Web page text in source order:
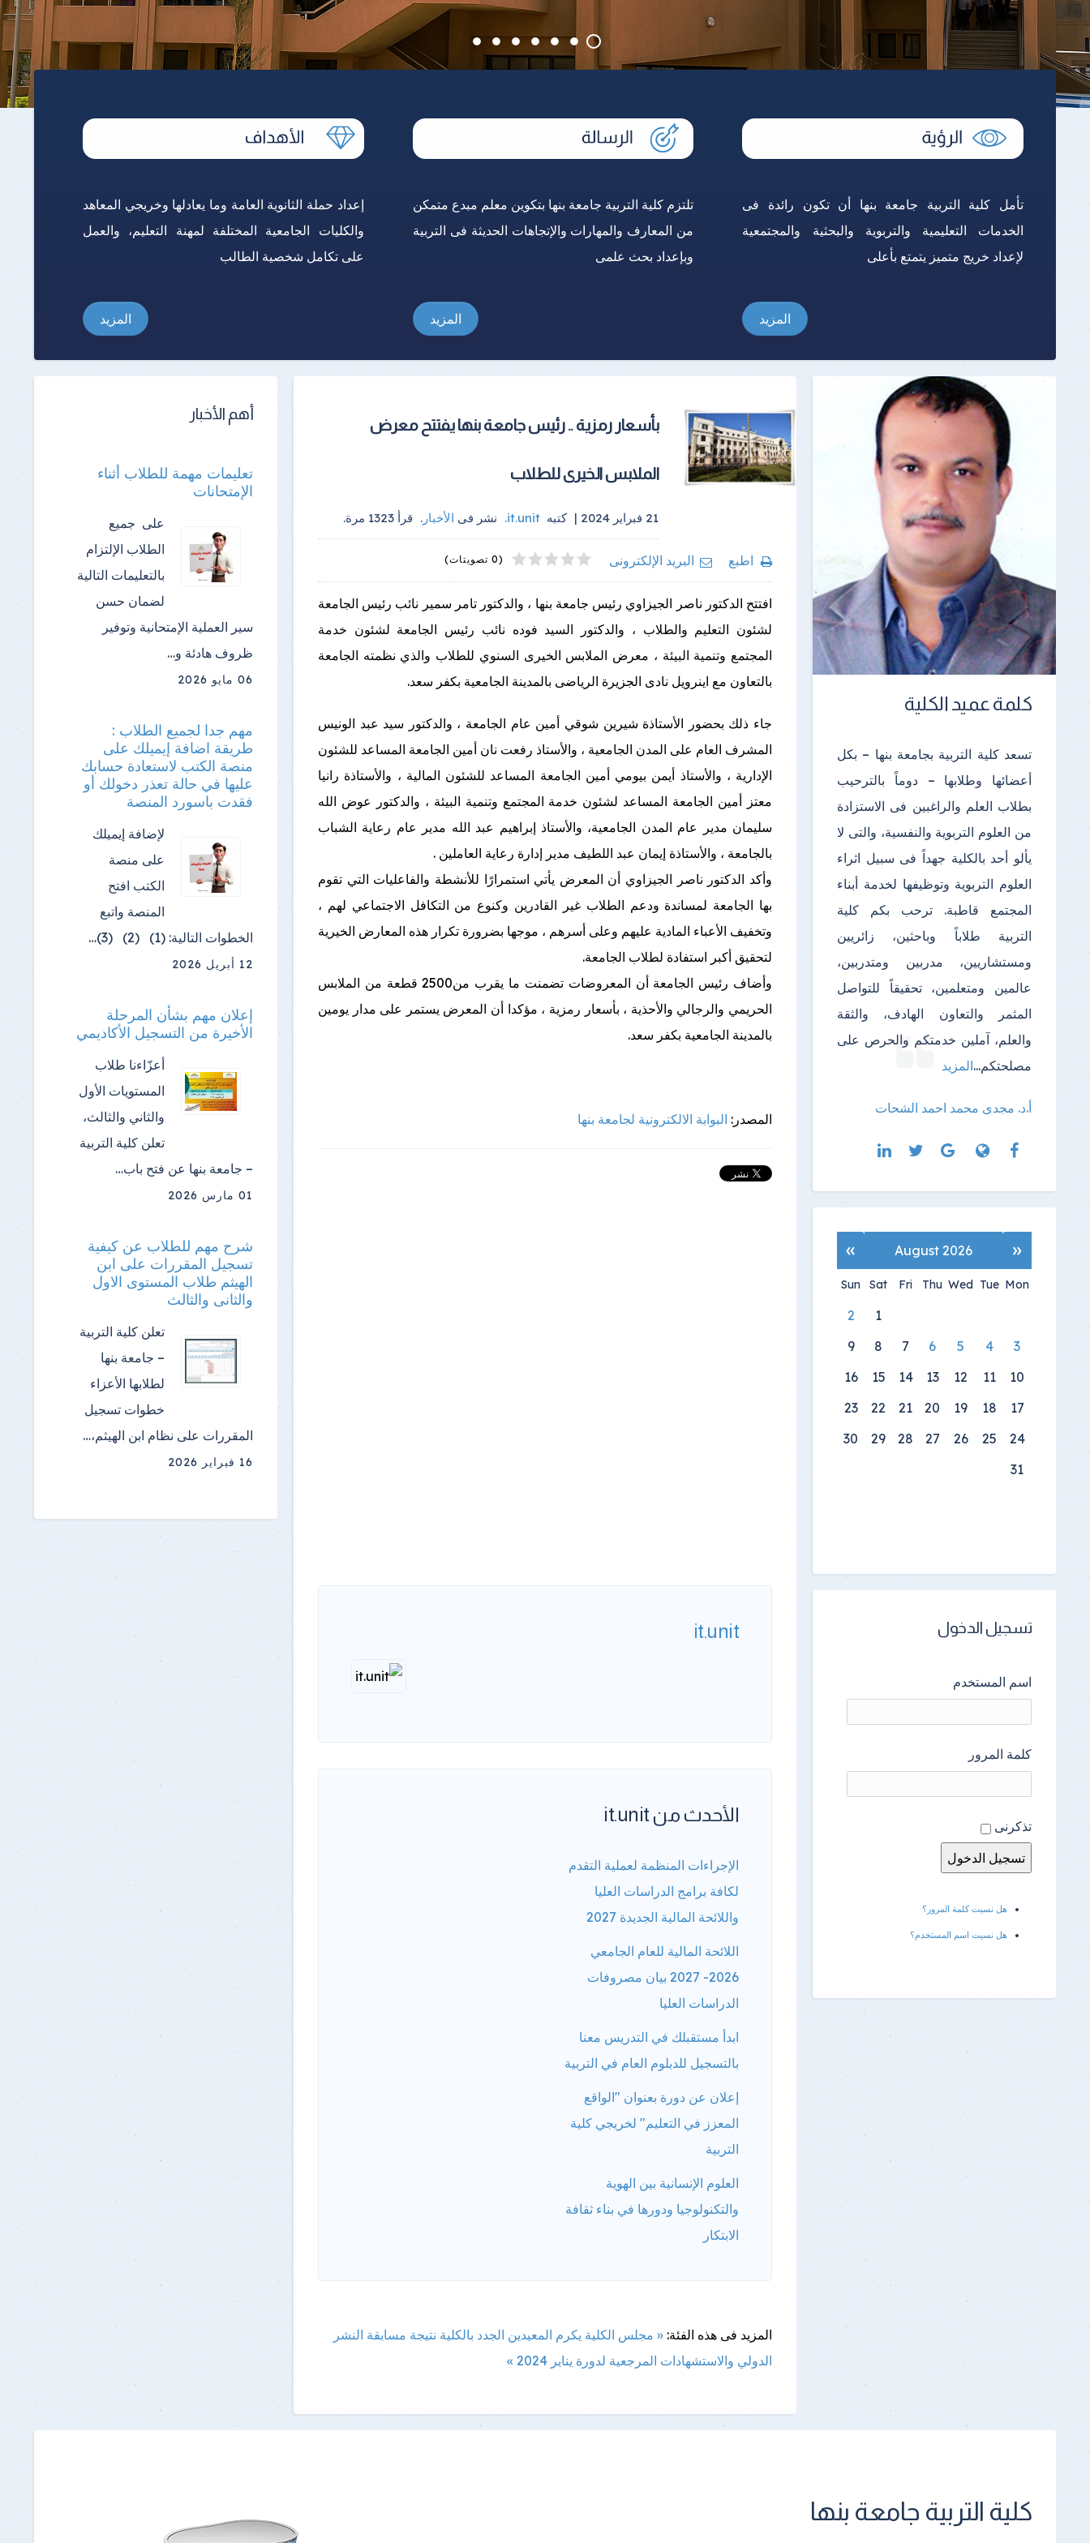
تأمل كلية التربية جامعة بنها أن تكون رائدة فى
الخدمات التعليمية والتربوية والبحثية والمجتمعية
لإعداد خريج متميز يتمتع بأعلى
المزيد
تلتزم كلية التربية جامعة بنها بتكوين معلم مبدع متمكن
من المعارف والمهارات والإتجاهات الحديثة فى التربية
وبإعداد بحث علمى
المزيد
إعداد حملة الثانوية العامة وما يعادلها وخريجي المعاهد
والكليات الجامعية المختلفة لمهنة التعليم، والعمل
على تكامل شخصية الطالب
المزيد
بأسعار رمزية .. رئيس جامعة بنها يفتتح معرض
الملابس الخيرى للطلاب
21 فبراير 2024 | كتبه it.unit
. نشر فى الأخبار . قرأ 1323 مرة.
اطبع البريد الإلكترونى 1
2
3
4
5 (0 تصويتات)
افتتح الدكتور ناصر الجيزاوي رئيس جامعة بنها ، والدكتور تامر سمير نائب رئيس الجامعة
لشئون التعليم والطلاب ، والدكتور السيد فوده نائب رئيس الجامعة لشئون خدمة
المجتمع وتنمية البيئة ، معرض الملابس الخيرى السنوي للطلاب والذي نظمته الجامعة
بالتعاون مع اينرويل نادى الجزيرة الرياضى بالمدينة الجامعية بكفر سعد.
جاء ذلك بحضور الأستاذة شيرين شوقي أمين عام الجامعة ، والدكتور سيد عبد الونيس
المشرف العام على المدن الجامعية ، والأستاذ رفعت نان أمين الجامعة المساعد للشئون
الإدارية ، والأستاذ أيمن بيومي أمين الجامعة المساعد للشئون المالية ، والأستاذة رانيا
معتز أمين الجامعة المساعد لشئون خدمة المجتمع وتنمية البيئة ، والدكتور عوض الله
سليمان مدير عام المدن الجامعية، والأستاذ إبراهيم عبد الله مدير عام رعاية الشباب
بالجامعة ، والأستاذة إيمان عبد اللطيف مدير إدارة رعاية العاملين .
وأكد الدكتور ناصر الجيزاوي أن المعرض يأتي استمرارًا للأنشطة والفاعليات التي تقوم
بها الجامعة لمساندة ودعم الطلاب غير القادرين وكنوع من التكافل الاجتماعي لهم ،
وتخفيف الأعباء المادية عليهم وعلى أسرهم ، موجها بضرورة تكرار هذه المعارض الخيرية
لتحقيق أكبر استفادة لطلاب الجامعة.
وأضاف رئيس الجامعة أن المعروضات تضمنت ما يقرب من2500 قطعة من الملابس
الحريمي والرجالي والأحذية ، بأسعار رمزية ، مؤكدا أن المعرض يستمر على مدار يومين
بالمدينة الجامعية بكفر سعد.
المصدر: البوابة الالكترونية لجامعة بنها
it.unit
الأحدث من it.unit
الإجراءات المنظمة لعملية التقدم
لكافة برامج الدراسات العليا
واللائحة المالية الجديدة 2027
اللائحة المالية للعام الجامعي
2026- 2027 بيان مصروفات
الدراسات العليا
ابدأ مستقبلك في التدريس معنا
بالتسجيل للدبلوم العام في التربية
إعلان عن دورة بعنوان "الواقع
المعزز في التعليم" لخريجي كلية
التربية
العلوم الإنسانية بين الهوية
والتكنولوجيا ودورها في بناء ثقافة
الابتكار
المزيد فى هذه الفئة: « مجلس الكلية يكرم المعيدين الجدد بالكلية نتيجة مسابقة النشر
الدولي والاستشهادات المرجعية لدورة يناير 2024 »
كلمة عميد الكلية
تسعد كلية التربية بجامعة بنها – بكل
أعضائها وطلابها – دوماً بالترحيب
بطلاب العلم والراغبين فى الاستزادة
من العلوم التربوية والنفسية، والتى لا
يألو أحد بالكلية جهداً فى سبيل اثراء
العلوم التربوية وتوظيفها لخدمة أبناء
المجتمع قاطبة. ترحب بكم كلية
التربية طلاباً وباحثين، زائريين
ومستشاريين، مدربين ومتدربين،
عالمين ومتعلمين، تحقيقاً للتواصل
المثمر والتعاون الهادف، والثقة
والعلم، آملين خدمتكم والحرص على
مصلحتكم...المزيد
أ.د. مجدى محمد احمد الشحات
«
August 2026
»
Mon
Tue
Wed
Thu
Fri
Sat
Sun
1
2
3
4
5
6
7
8
9
10
11
12
13
14
15
16
17
18
19
20
21
22
23
24
25
26
27
28
29
30
31
تسجيل الدخول
اسم المستخدم
كلمة المرور
تذكرنى
هل نسيت كلمة المرور؟
هل نسيت اسم المستخدم؟
أهم الأخبار
تعليمات مهمة للطلاب أثناء
الإمتحانات
على جميع
الطلاب الإلتزام
بالتعليمات التالية
لضمان حسن
سير العملية الإمتحانية وتوفير
ظروف هادئة و…
06 مايو 2026
مهم جدا لجميع الطلاب :
طريقة اضافة إيميلك على
منصة الكتب لاستعادة حسابك
عليها في حالة تعذر دخولك أو
فقدت باسورد المنصة
لإضافة إيميلك
على منصة
الكتب افتح
المنصة واتبع
الخطوات التالية: (1) (2) (3)…
12 أبريل 2026
إعلان مهم بشأن المرحلة
الأخيرة من التسجيل الأكاديمي
أعزّاءنا طلاب
المستويات الأول
والثاني والثالث،
تعلن كلية التربية
– جامعة بنها عن فتح باب…
01 مارس 2026
شرح مهم للطلاب عن كيفية
تسجيل المقررات على ابن
الهيثم طلاب المستوى الاول
والثانى والثالث
تعلن كلية التربية
– جامعة بنها
لطلابها الأعزاء
خطوات تسجيل
المقررات على نظام ابن الهيثم،…
16 فبراير 2026
كلية التربية جامعة بنها